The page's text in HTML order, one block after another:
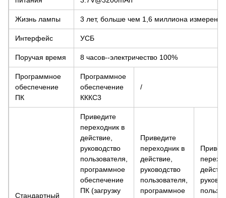
Жизнь лампы 3 лет, больше чем 1,6 миллиона измерения
Интерфейс УСБ
Поручая время 8 часов--электричество 100%
Программное
обеспечение
ПК
Программное
обеспечение
КККС3
/
Стандартный
Приведите
переходник в
действие,
руководство
пользователя,
программное
обеспечение
ПК (загрузку
Приведите
переходник в
действие,
руководство
пользователя,
программное